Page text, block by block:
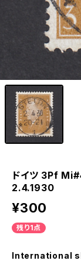
ドイツ 3Pf
2.4.1930
¥300
残り1点
International